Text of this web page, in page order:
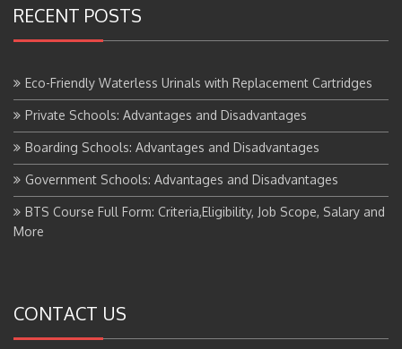
RECENT POSTS
Eco-Friendly Waterless Urinals with Replacement Cartridges
Private Schools: Advantages and Disadvantages
Boarding Schools: Advantages and Disadvantages
Government Schools: Advantages and Disadvantages
BTS Course Full Form: Criteria,Eligibility, Job Scope, Salary and
More
CONTACT US